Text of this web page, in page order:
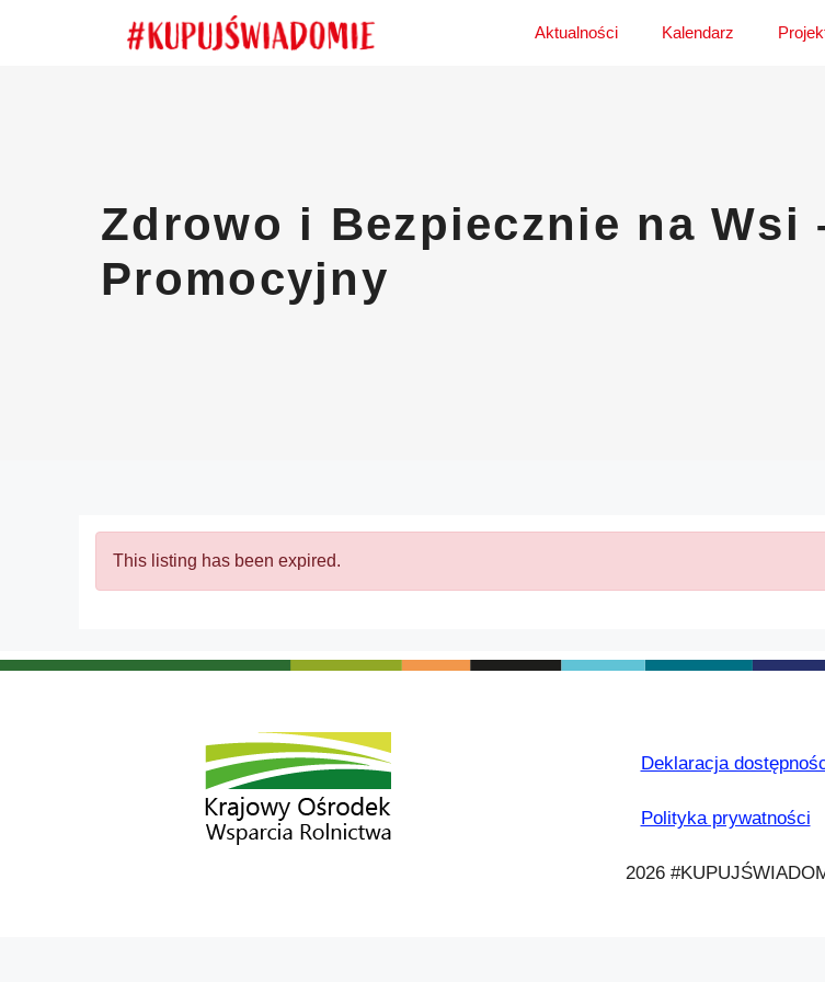
Aktualności Kalendarz
Zdrowo i Bezpiecznie na Wsi
Promocyjny
This listing has been expired.
Deklaracja
Polityka prywatności
2026